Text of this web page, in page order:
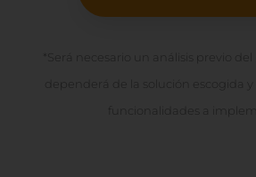
*Será necesario un análisis previo del
dependerá de la solución escogida y
funcionalidades a